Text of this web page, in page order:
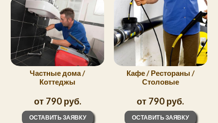
Частные дома /
Коттеджы
Кафе / Рестораны /
Столовые
от 790 руб.
ОСТАВИТЬ ЗАЯВКУ
от 790 руб.
ОСТАВИТЬ ЗАЯВКУ